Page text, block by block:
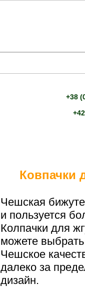
+38
Ковпачки
Чешская
и пользуется
Колпачки для
можете
Чешское
далеко за
дизайн.